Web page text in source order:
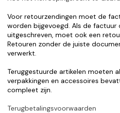
Voor retourzendingen moet de
worden bijgevoegd. Als de factuur
uitgeschreven, moet ook een
Retouren zonder de juiste
verwerkt.
Teruggestuurde artikelen moeten
verpakkingen en accessoires
compleet zijn.
Terugbetalingsvoorwaarden